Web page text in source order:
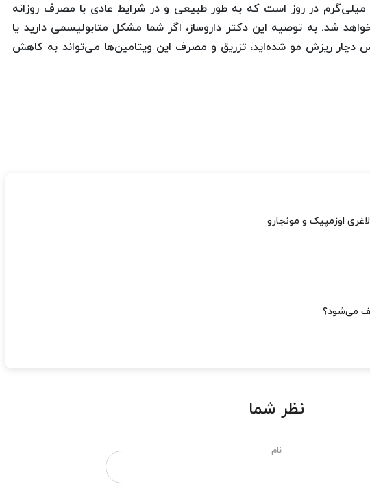
میزان نیاز روزانه این ویتامین نیز ۵ میلی‌گرم در روز است که به طور طبیعی و در شرایط عادی با مصرف روزانه
شد. به توصیه این دکتر داروساز، اگر شما مشکل متابولیسمی دارید یا
دچار ریزش مو شده‌اید، تزریق و مصرف این ویتامین‌ها می‌تواند به کاهش
اوزمپیک و مونجارو
می‌شود؟
نظر شما
نام